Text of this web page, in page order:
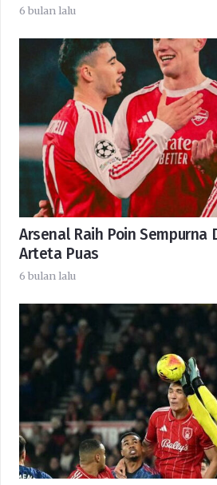
6 bulan lalu
Arsenal Raih Poin Sempurna
Arteta Puas
6 bulan lalu